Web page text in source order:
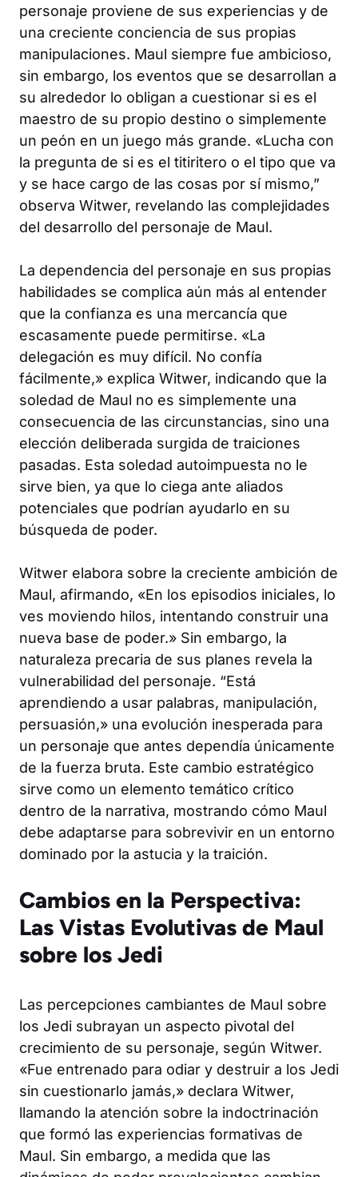
personaje proviene de sus experiencias y de
una creciente conciencia de sus propias
manipulaciones. Maul siempre fue ambicioso,
sin embargo, los eventos que se desarrollan a
su alrededor lo obligan a cuestionar si es el
maestro de su propio destino o simplemente
un peón en un juego más grande. «Lucha con
la pregunta de si es el titiritero o el tipo que va
y se hace cargo de las cosas por sí mismo,”
observa Witwer, revelando las complejidades
del desarrollo del personaje de Maul.
La dependencia del personaje en sus propias
habilidades se complica aún más al entender
que la confianza es una mercancía que
escasamente puede permitirse. «La
delegación es muy difícil. No confía
fácilmente,» explica Witwer, indicando que la
soledad de Maul no es simplemente una
consecuencia de las circunstancias, sino una
elección deliberada surgida de traiciones
pasadas. Esta soledad autoimpuesta no le
sirve bien, ya que lo ciega ante aliados
potenciales que podrían ayudarlo en su
búsqueda de poder.
Witwer elabora sobre la creciente ambición de
Maul, afirmando, «En los episodios iniciales, lo
ves moviendo hilos, intentando construir una
nueva base de poder.» Sin embargo, la
naturaleza precaria de sus planes revela la
vulnerabilidad del personaje. “Está
aprendiendo a usar palabras, manipulación,
persuasión,» una evolución inesperada para
un personaje que antes dependía únicamente
de la fuerza bruta. Este cambio estratégico
sirve como un elemento temático crítico
dentro de la narrativa, mostrando cómo Maul
debe adaptarse para sobrevivir en un entorno
dominado por la astucia y la traición.
Cambios en la Perspectiva:
Las Vistas Evolutivas de Maul
sobre los Jedi
Las percepciones cambiantes de Maul sobre
los Jedi subrayan un aspecto pivotal del
crecimiento de su personaje, según Witwer.
«Fue entrenado para odiar y destruir a los Jedi
sin cuestionarlo jamás,» declara Witwer,
llamando la atención sobre la indoctrinación
que formó las experiencias formativas de
Maul. Sin embargo, a medida que las